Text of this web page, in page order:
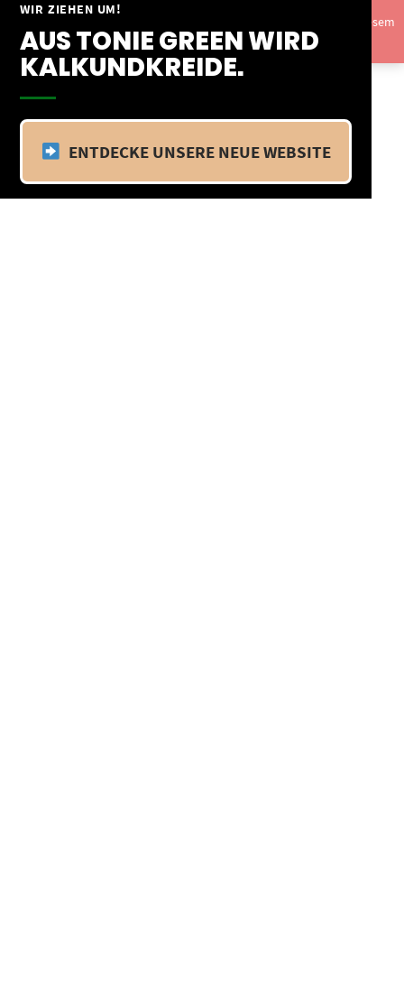
WIR ZIEHEN UM!
AUS TONIE GREEN WIRD
KALKUNDKREIDE.
ENTDECKE UNSERE NEUE WEBSITE
Springe
Inhalt
Vom 09.04.25 - 20.04.25 befinden wir uns im Betriebsurlaub. In diesem
Zeitraum findet kein Versand statt.Ausblenden